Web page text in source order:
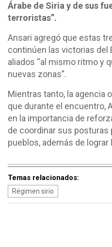
Árabe de Siria y de sus
terroristas”.
Ansari agregó que estas
continúen las victorias del
aliados “al mismo ritmo y
nuevas zonas”.
Mientras tanto, la agencia
que durante el encuentro,
en la importancia de
de coordinar sus posturas
pueblos, además de lograr
Temas relacionados:
Régimen sirio